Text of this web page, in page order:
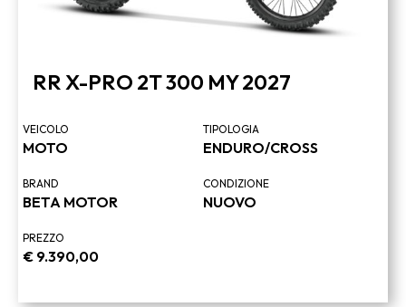
RR X-PRO 2T 300 MY 2027
VEICOLO
MOTO
TIPOLOGIA
ENDURO/CROSS
BRAND
BETA MOTOR
CONDIZIONE
NUOVO
PREZZO
€ 9.390,00